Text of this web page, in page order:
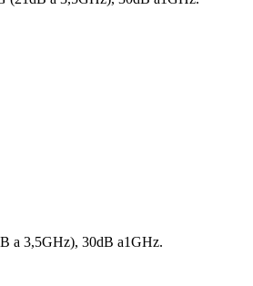
a 3,5GHz), 30dB a1GHz.